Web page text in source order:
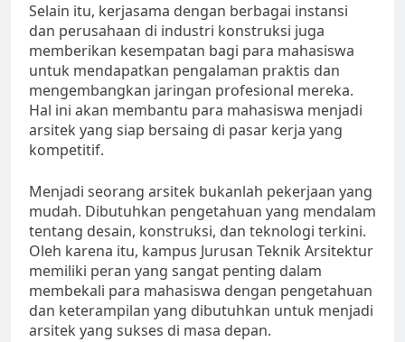
Selain itu, kerjasama dengan berbagai instansi
dan perusahaan di industri konstruksi juga
memberikan kesempatan bagi para mahasiswa
untuk mendapatkan pengalaman praktis dan
mengembangkan jaringan profesional mereka.
Hal ini akan membantu para mahasiswa menjadi
arsitek yang siap bersaing di pasar kerja yang
kompetitif.
Menjadi seorang arsitek bukanlah pekerjaan yang
mudah. Dibutuhkan pengetahuan yang mendalam
tentang desain, konstruksi, dan teknologi terkini.
Oleh karena itu, kampus Jurusan Teknik Arsitektur
memiliki peran yang sangat penting dalam
membekali para mahasiswa dengan pengetahuan
dan keterampilan yang dibutuhkan untuk menjadi
arsitek yang sukses di masa depan.